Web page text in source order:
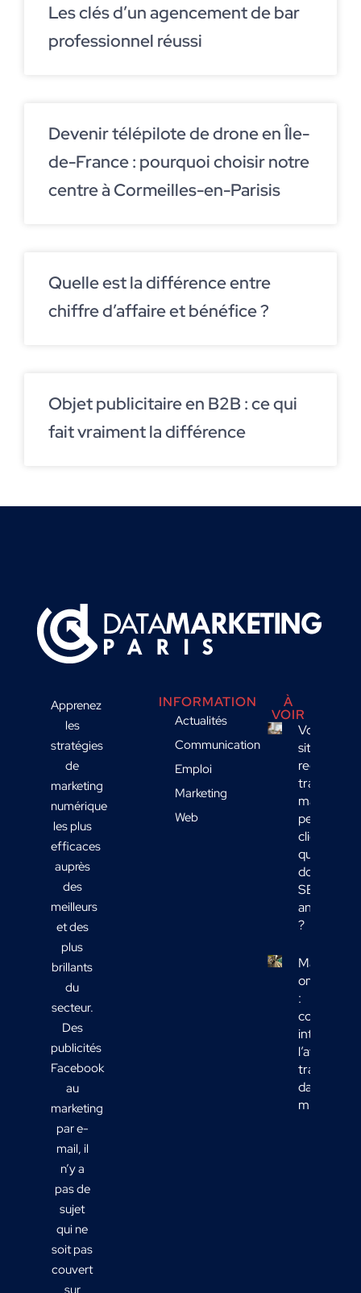
Les clés d’un agencement de bar
professionnel réussi
Devenir télépilote de drone en Île-
de-France : pourquoi choisir notre
centre à Cormeilles-en-Parisis
Quelle est la différence entre
chiffre d’affaire et bénéfice ?
Objet publicitaire en B2B : ce qui
fait vraiment la différence
Apprenez
les
stratégies
de
marketing
numérique
les plus
efficaces
auprès
des
meilleurs
et des
plus
brillants
du
secteur.
Des
publicités
Facebook
au
marketing
par e-
mail, il
n’y a
pas de
sujet
qui ne
soit pas
couvert
sur
INFORMATION
Actualités
Communication
Emploi
Marketing
Web
À
VOIR
Votre
site
reçoit du
trafic
mais
peu de
clients :
quelles
données
SEO
analyser
?
Marketing
omnicanal
:
comment
intégrer
l’affichage
transport
dans votre
mix média